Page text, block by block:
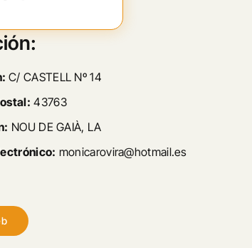
C/ CASTELL Nº 14
43763
NOU DE GAIÀ, LA
monicarovira@hotmail.es